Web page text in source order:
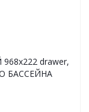
drawer,
БАССЕЙНА